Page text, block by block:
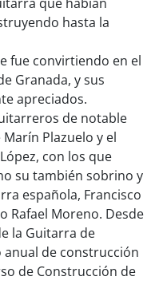
hasta la
fue convirtiendo en el
Granada, y sus
apreciados.
de notable
Plazuelo y el
con los que
su también sobrino y
española, Francisco
Rafael Moreno. Desde
la Guitarra de
de construcción
de Construcción de